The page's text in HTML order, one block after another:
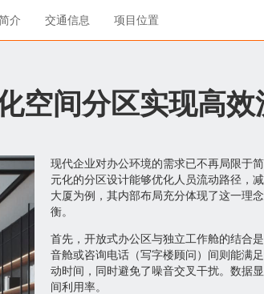
介 交通信息 项目位置
空间分区实现高效
现代企业对办公环境的需求已不再局限于
元化的分区设计能够优化人员流动路径，
大厦为例，其内部布局充分体现了这一理
衡。
首先，开放式办公区与独立工作舱的结合
音舱或咨询电话（写字楼顾问）间则能满
动时间，同时避免了噪音交叉干扰。数据
间利用率。